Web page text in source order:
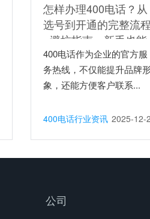
怎样办理400电话？从
选号到开通的完整流程
+避坑指南，新手也能
轻松上手
400电话作为企业的官方服
务热线，不仅能提升品牌形
象，还能方便客户联系...
400电话行业资讯 2025-12-
公司